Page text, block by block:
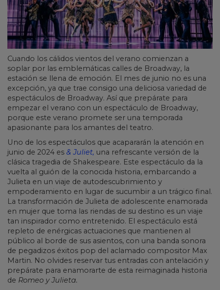
Cuando los cálidos vientos del verano comienzan a
soplar por las emblemáticas calles de Broadway, la
estación se llena de emoción. El mes de junio no es una
excepción, ya que trae consigo una deliciosa variedad de
espectáculos de Broadway. Así que prepárate para
empezar el verano con un espectáculo de Broadway,
porque este verano promete ser una temporada
apasionante para los amantes del teatro.
Uno de los espectáculos que acapararán la atención en
junio de 2024 es & Juliet, una refrescante versión de la
clásica tragedia de Shakespeare. Este espectáculo da la
vuelta al guión de la conocida historia, embarcando a
Julieta en un viaje de autodescubrimiento y
empoderamiento en lugar de sucumbir a un trágico final.
La transformación de Julieta de adolescente enamorada
en mujer que toma las riendas de su destino es un viaje
tan inspirador como entretenido. El espectáculo está
repleto de enérgicas actuaciones que mantienen al
público al borde de sus asientos, con una banda sonora
de pegadizos éxitos pop del aclamado compositor Max
Martin. No olvides reservar tus entradas con antelación y
prepárate para enamorarte de esta reimaginada historia
de Romeo y Julieta.